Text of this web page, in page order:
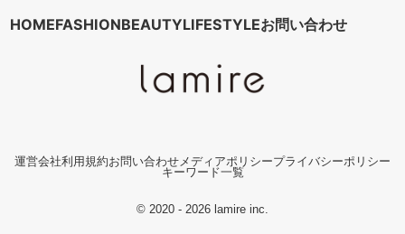
HOMEFASHIONBEAUTYLIFESTYLEお問い合わせ
運営会社利用規約お問い合わせ メディアポリシープライバシーポリシー
キーワード一覧
© 2020 - 2026 lamire inc.